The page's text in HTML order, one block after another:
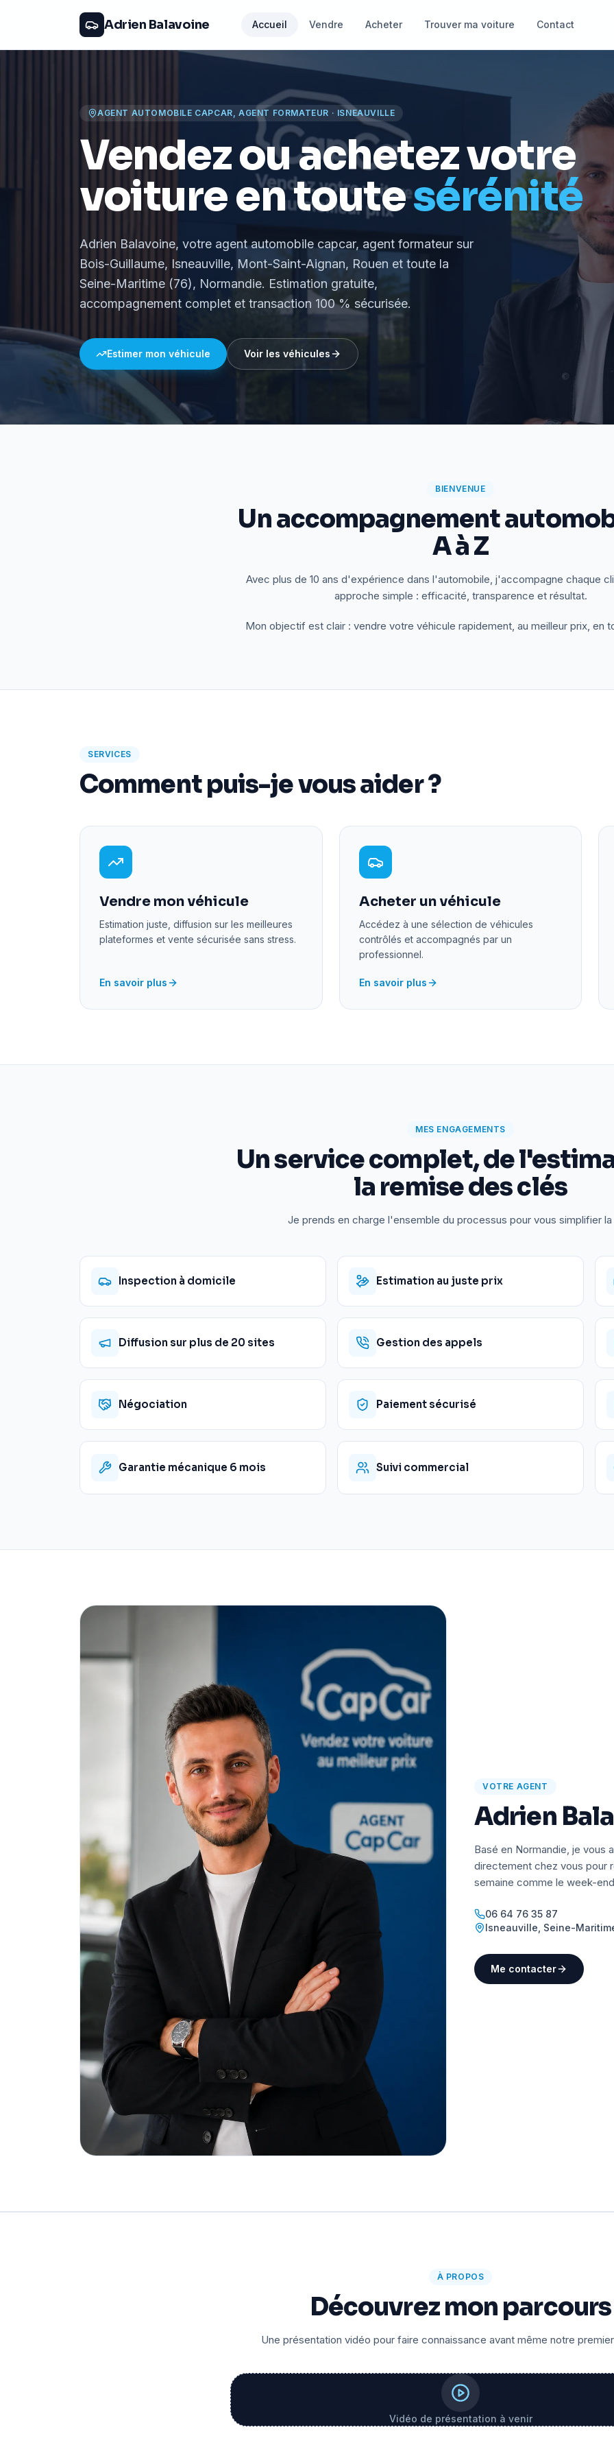
Adrien Balavoine Accueil Vendre Acheter Trouver ma voiture Contact
AGENT AUTOMOBILE CAPCAR, AGENT FORMATEUR · ISNEAUVILLE
Vendez ou achetez votre
voiture en toutesérénité
Adrien Balavoine, votre agent automobile capcar, agent formateur sur
Bois-Guillaume, Isneauville, Mont-Saint-Aignan, Rouen et toute la
Seine-Maritime (76), Normandie. Estimation gratuite,
accompagnement complet et transaction 100 % sécurisée.
Estimer mon véhicule Voir les véhicules
BIENVENUE
Un accompagnement
A à Z
Avec plus de 10 ans d'expérience dans l'automobile, j'accompagne chaque
approche simple : efficacité, transparence et résultat.
Mon objectif est clair : vendre votre véhicule rapidement, au meilleur prix, en
SERVICES
Comment puis-je vous aider ?
Vendre mon véhicule
Estimation juste, diffusion sur les meilleures
plateformes et vente sécurisée sans stress.
En savoir plus
Acheter un véhicule
Accédez à une sélection de véhicules
contrôlés et accompagnés par un
professionnel.
En savoir plus
MES ENGAGEMENTS
Un service complet, de
la remise des clés
Je prends en charge l'ensemble du processus pour vous simplifier la
Inspection à domicile Estimation au juste prix
Diffusion sur plus de 20 sites Gestion des appels
Négociation Paiement sécurisé
Garantie mécanique 6 mois Suivi commercial
VOTRE AGENT
Adrien
Basé en Normandie, je vous
directement chez vous pour
semaine comme le week-
06 64 76 35 87
Isneauville Seine-
Me contacter
À PROPOS
Découvrez mon parcours
Une présentation vidéo pour faire connaissance avant même notre
Vidéo de présentation à venir